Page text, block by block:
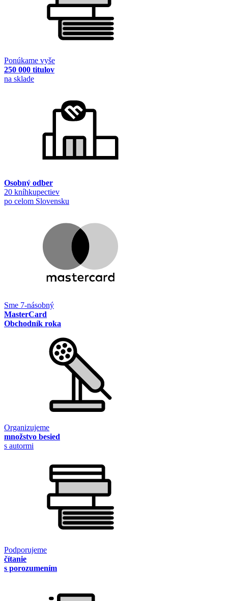
Ponúkame vyše
250 000 titulov
na sklade
Osobný odber
20 kníhkupectiev
po celom Slovensku
Sme 7-násobný
MasterCard
Obchodník roka
Organizujeme
množstvo besied
s autormi
Podporujeme
čítanie
s porozumením